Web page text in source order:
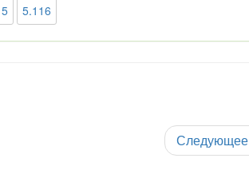
5.116
Следующее